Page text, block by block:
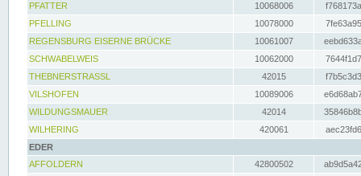
PFATTER
10068006
PFELLING
10078000
REGENSBURG EISERNE BRÜCKE
10061007
SCHWABELWEIS
10062000
THEBNERSTRASSL
42015
VILSHOFEN
10089006
WILDUNGSMAUER
42014
WILHERING
420061
EDER
AFFOLDERN
42800502